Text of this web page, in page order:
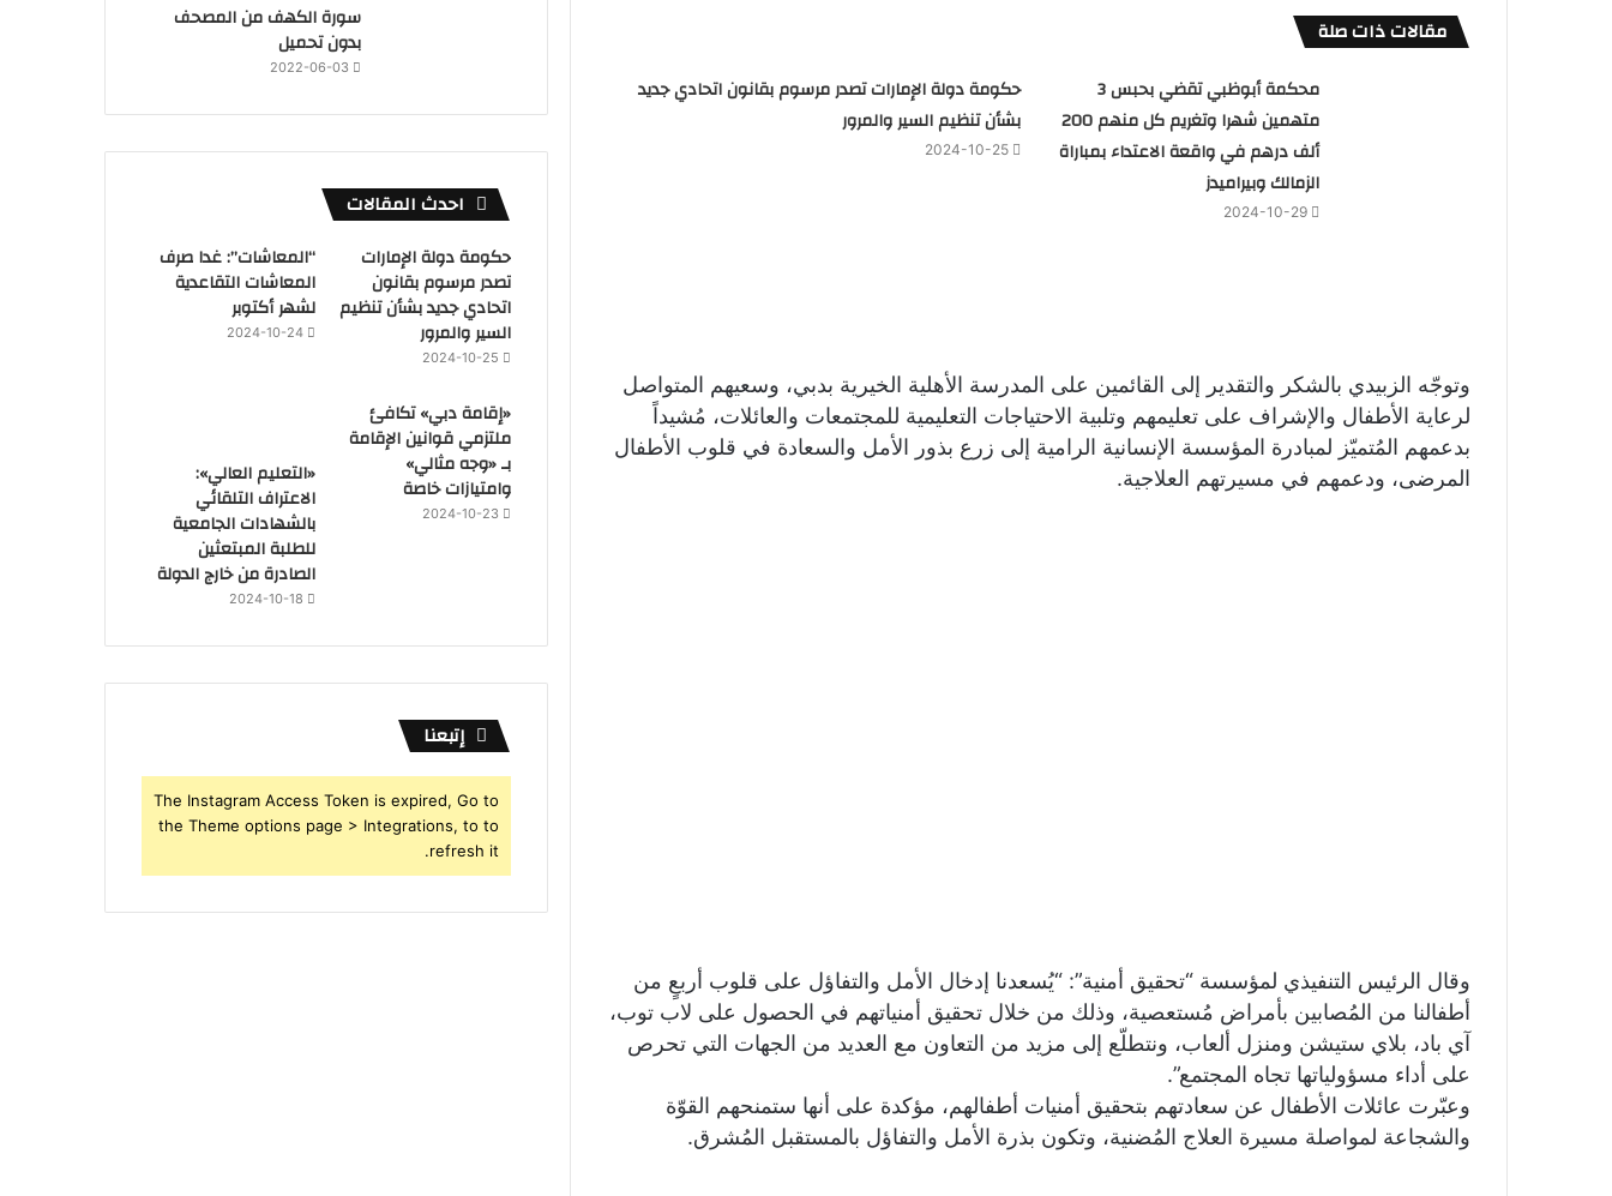
مقالات ذات صلة
محكمة أبوظبي تقضي بحبس 3
متهمين شهرا وتغريم كل منهم 200
ألف درهم في واقعة الاعتداء بمباراة
الزمالك وبيراميدز
2024-10-29
حكومة دولة الإمارات تصدر مرسوم بقانون اتحادي جديد
بشأن تنظيم السير والمرور
2024-10-25
وتوجّه الزبيدي بالشكر والتقدير إلى القائمين على المدرسة الأهلية الخيرية بدبي، وسعيهم المتواصل
لرعاية الأطفال والإشراف على تعليمهم وتلبية الاحتياجات التعليمية للمجتمعات والعائلات، مُشيداً
بدعمهم المُتميّز لمبادرة المؤسسة الإنسانية الرامية إلى زرع بذور الأمل والسعادة في قلوب الأطفال
المرضى، ودعمهم في مسيرتهم العلاجية.
وقال الرئيس التنفيذي لمؤسسة “تحقيق أمنية”: “يُسعدنا إدخال الأمل والتفاؤل على قلوب أربعٍ من
أطفالنا من المُصابين بأمراض مُستعصية، وذلك من خلال تحقيق أمنياتهم في الحصول على لاب توب،
آي باد، بلاي ستيشن ومنزل ألعاب، ونتطلّع إلى مزيد من التعاون مع العديد من الجهات التي تحرص
على أداء مسؤولياتها تجاه المجتمع”.
وعبّرت عائلات الأطفال عن سعادتهم بتحقيق أمنيات أطفالهم، مؤكدة على أنها ستمنحهم القوّة
والشجاعة لمواصلة مسيرة العلاج المُضنية، وتكون بذرة الأمل والتفاؤل بالمستقبل المُشرق.
سورة الكهف من المصحف
بدون تحميل
2022-06-03
احدث المقالات
حكومة دولة الإمارات
تصدر مرسوم بقانون
اتحادي جديد بشأن تنظيم
السير والمرور
2024-10-25
“المعاشات”: غدا صرف
المعاشات التقاعدية
لشهر أكتوبر
2024-10-24
«إقامة دبي» تكافئ
ملتزمي قوانين الإقامة
بـ «وجه مثالي»
وامتيازات خاصة
2024-10-23
«التعليم العالي»:
الاعتراف التلقائي
بالشهادات الجامعية
للطلبة المبتعثين
الصادرة من خارج الدولة
2024-10-18
إتبعنا
The Instagram Access Token is expired, Go to
the Theme options page > Integrations, to to
refresh it.